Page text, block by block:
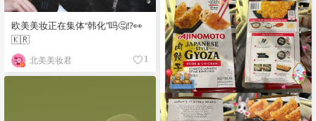
欧美美妆正在集体“韩化”吗🤔⁉️👀
🇰🇷
北美美妆君 1